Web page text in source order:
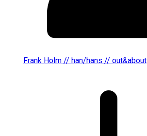
Frank Holm // han/hans // out&about